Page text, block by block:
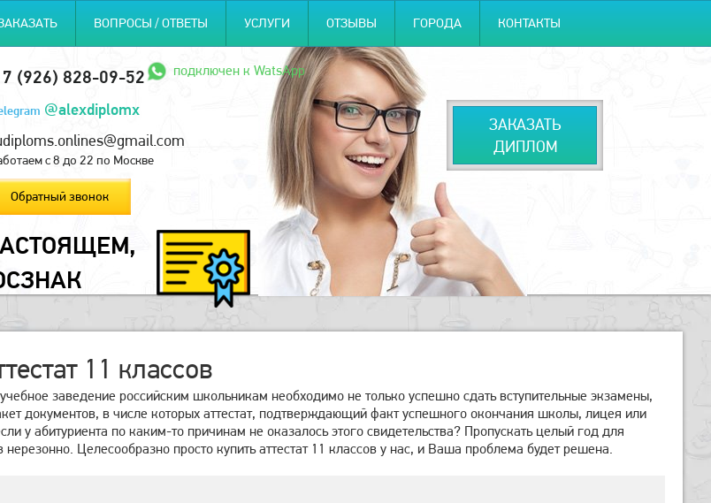
ВОПРОСЫ / ОТВЕТЫ УСЛУГИ ОТЗЫВЫ ГОРОДА КОНТАКТЫ
(926) 828-09-52 подключен к WatsApp
@alexdiplomx
с 8 до 22 по Москве
Обратный звонок
ЗАКАЗАТЬ
ДИПЛОМ
11 классов
заведение российским школьникам необходимо не только успешно сдать вступительные экзамены,
документов, в числе которых аттестат, подтверждающий факт успешного окончания школы, лицея или
у абитуриента по каким-то причинам не оказалось этого свидетельства? Пропускать целый год для
нерезонно. Целесообразно просто купить аттестат 11 классов у нас, и Ваша проблема будет решена.